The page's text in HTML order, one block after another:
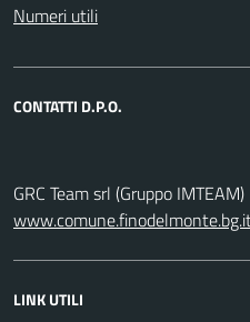
Numeri utili
CONTATTI D.P.O.
GRC Team srl (Gruppo IMTEAM)
LINK UTILI